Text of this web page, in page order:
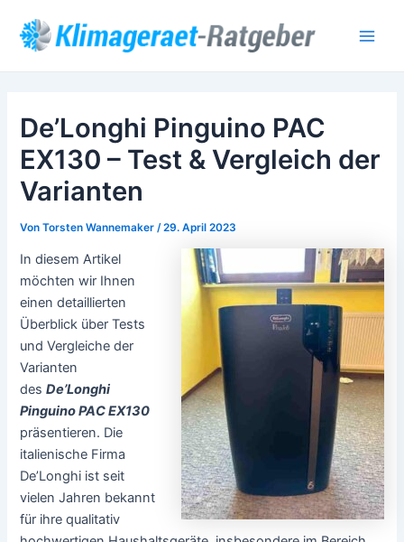
Inhalt
springen
De’Longhi Pinguino PAC
EX130 – Test & Vergleich der
Varianten
VonTorsten Wannemaker /29. April 2023
In diesem Artikel
möchten wir Ihnen
einen detaillierten
Überblick über Tests
und Vergleiche der
Varianten
desDe’Longhi
Pinguino PAC EX130
präsentieren. Die
italienische Firma
De’Longhi ist seit
vielen Jahren bekannt
für ihre qualitativ
navigation